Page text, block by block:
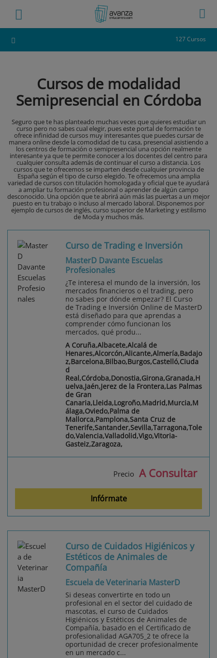
127 Cursos
Cursos de modalidad
Semipresencial en Córdoba
Seguro que te has planteado muchas veces que quieres estudiar un
curso pero no sabes cual elegir, pues este portal de formación te
ofrece infinidad de cursos muy interesantes que puedes cursar de
manera online desde la comodidad de tu casa, presencial asistiendo a
los centros de formación o semipresencial una opción realmente
interesante ya que te permite conocer a los docentes del centro para
cualquier consulta además de continuar el curso a distancia. Los
cursos que te ofrecemos se imparten desde cualquier provincia de
España según el tipo de curso elegido. Te ofrecemos una amplia
variedad de cursos con titulación homologada y oficial que te ayudará
a ampliar tu formación profesional o aprender de algún campo
desconocido. Una opción que te abrirá aún más las puertas a un mejor
puesto en tu trabajo o incluso al mercado laboral. Disponemos por
ejemplo de cursos de inglés, curso superior de Marketing y estilismo
de Moda y muchos más.
Curso de Trading e Inversión
MasterD Davante Escuelas
Profesionales
¿Te interesa el mundo de la inversión, los
mercados financieros o el trading, pero
no sabes por dónde empezar? El Curso
de Trading e Inversión Online de MasterD
está diseñado para que aprendas a
comprender cómo funcionan los
mercados, qué produ...
A Coruña,Albacete,Alcalá de
Henares,Alcorcón,Alicante,Almería,Badajo
z,Barcelona,Bilbao,Burgos,Castelló,Ciuda
d
Real,Córdoba,Donostia,Girona,Granada,H
uelva,Jaén,Jerez de la Frontera,Las Palmas
de Gran
Canaria,Lleida,Logroño,Madrid,Murcia,M
álaga,Oviedo,Palma de
Mallorca,Pamplona,Santa Cruz de
Tenerife,Santander,Sevilla,Tarragona,Tole
do,Valencia,Valladolid,Vigo,Vitoria-
Gasteiz,Zaragoza,
Precio A Consultar
Infórmate
Curso de Cuidados Higiénicos y
Estéticos de Animales de
Compañía
Escuela de Veterinaria MasterD
Si deseas convertirte en todo un
profesional en el sector del cuidado de
mascotas, el curso de Cuidados
Higiénicos y Estéticos de Animales de
Compañía, basado en el Certificado de
profesionalidad AGA705_2 te ofrece la
oportunidad de crecer profesionalmente
en un mercado c...